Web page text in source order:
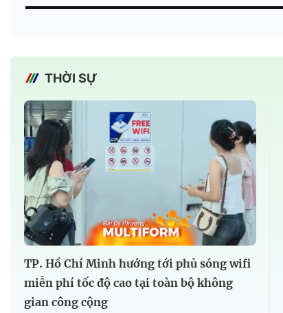
THỜI SỰ
TP. Hồ Chí Minh hướng tới phủ sóng wifi
miễn phí tốc độ cao tại toàn bộ không
gian công cộng